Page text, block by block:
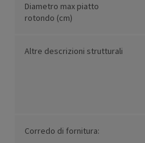
Diametro max piatto
rotondo (cm)
Altre descrizioni strutturali
Corredo di fornitura: